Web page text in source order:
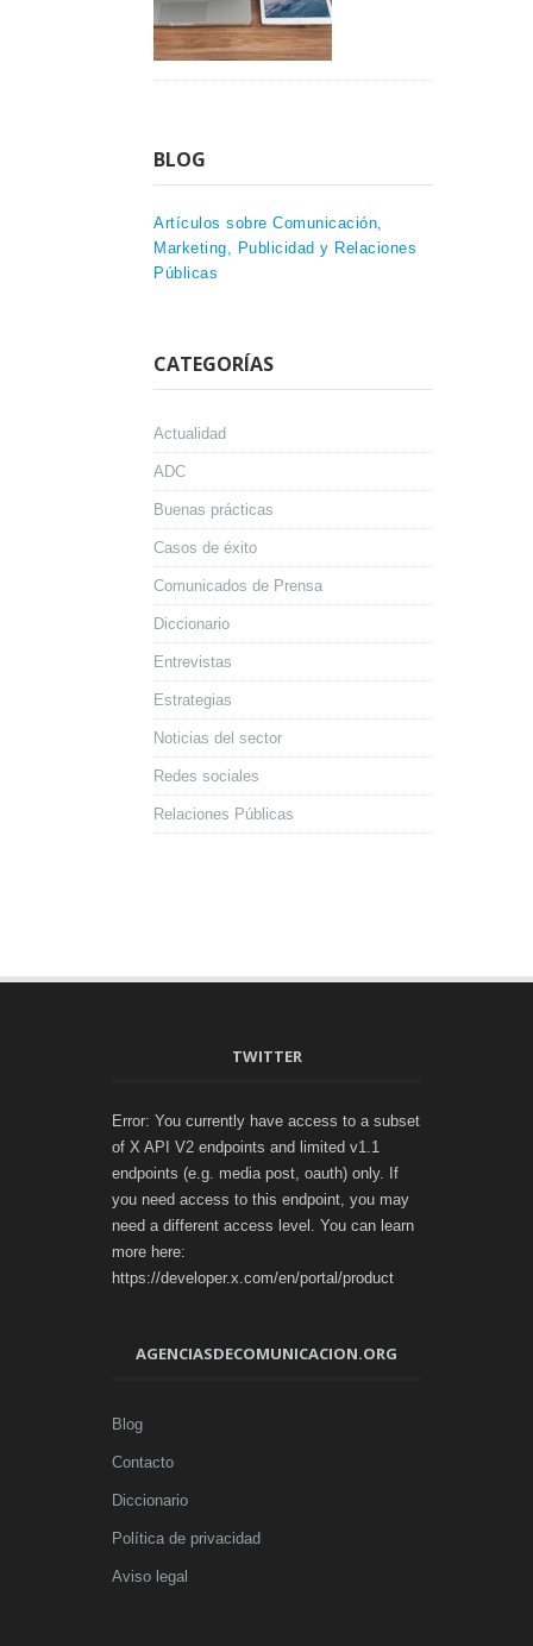
BLOG
Artículos sobre Comunicación,
Marketing, Publicidad y Relaciones
Públicas
CATEGORÍAS
Actualidad
ADC
Buenas prácticas
Casos de éxito
Comunicados de Prensa
Diccionario
Entrevistas
Estrategias
Noticias del sector
Redes sociales
Relaciones Públicas
TWITTER
Error: You currently have access to a subset
of X API V2 endpoints and limited v1.1
endpoints (e.g. media post, oauth) only. If
you need access to this endpoint, you may
need a different access level. You can learn
more here:
https://developer.x.com/en/portal/product
AGENCIASDECOMUNICACION.ORG
Blog
Contacto
Diccionario
Política de privacidad
Aviso legal